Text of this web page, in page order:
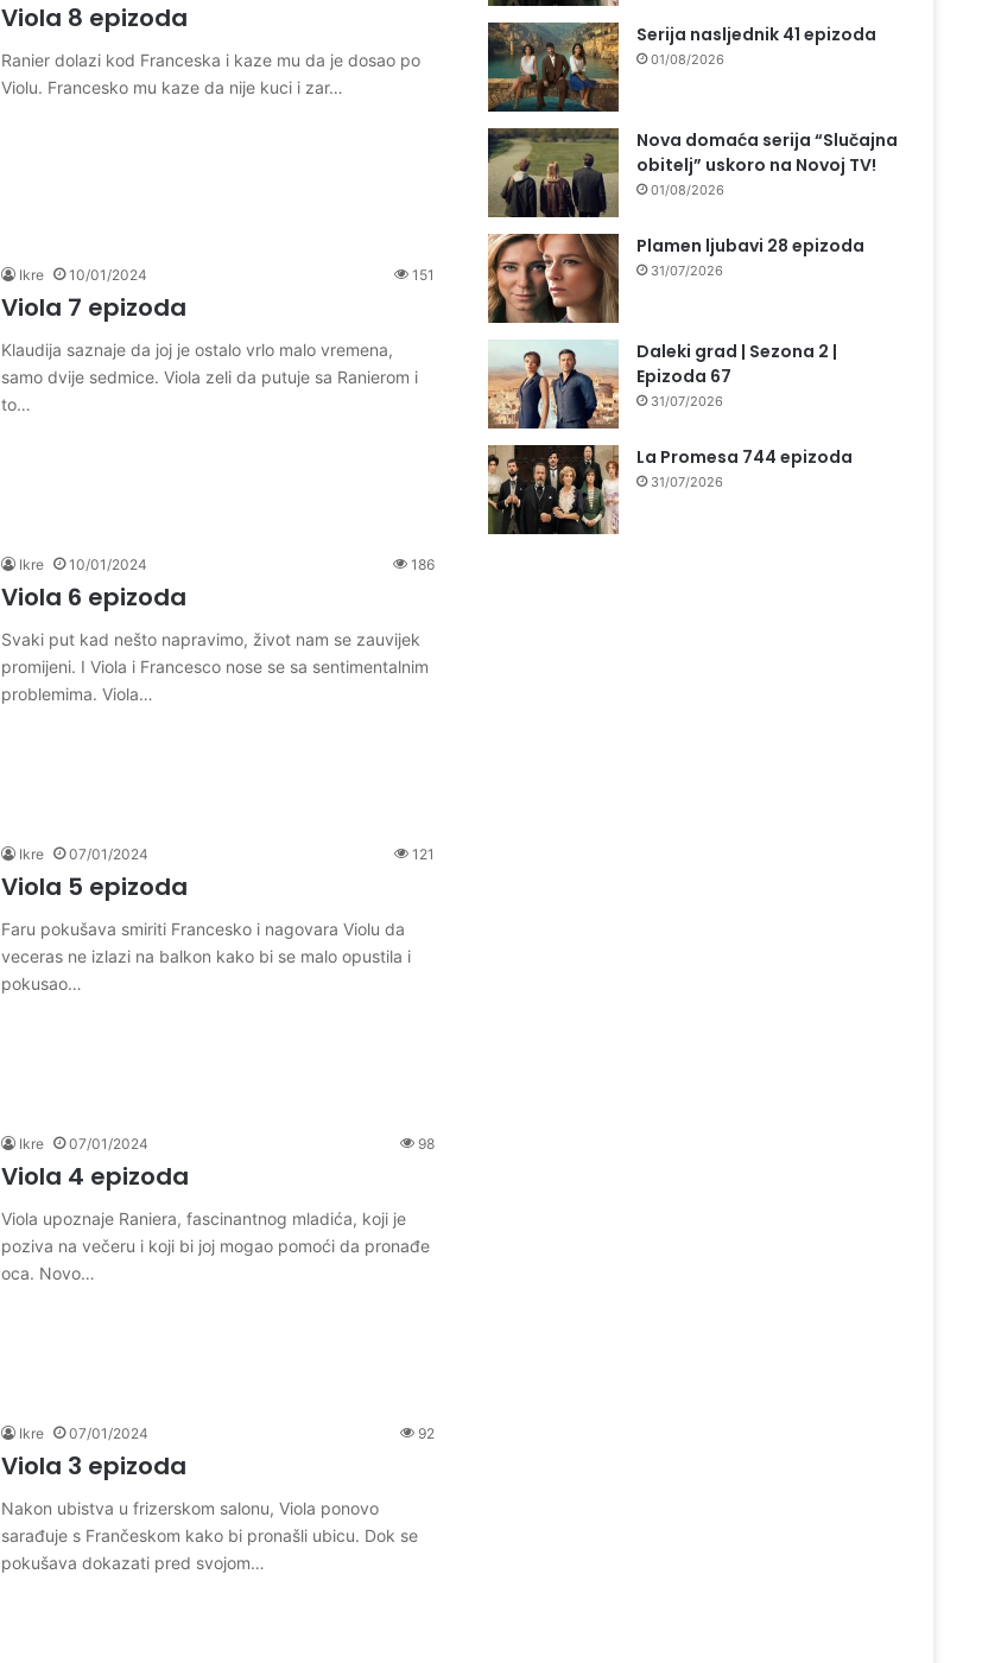
Viola 8 epizoda
Ranier dolazi kod Franceska i kaze mu da je dosao po
Violu. Francesko mu kaze da nije kuci i zar…
Ikre 10/01/2024 151
Viola 7 epizoda
Klaudija saznaje da joj je ostalo vrlo malo vremena,
samo dvije sedmice. Viola zeli da putuje sa Ranierom i
to…
Ikre 10/01/2024 186
Viola 6 epizoda
Svaki put kad nešto napravimo, život nam se zauvijek
promijeni. I Viola i Francesco nose se sa sentimentalnim
problemima. Viola…
Ikre 07/01/2024 121
Viola 5 epizoda
Faru pokušava smiriti Francesko i nagovara Violu da
veceras ne izlazi na balkon kako bi se malo opustila i
pokusao…
Ikre 07/01/2024 98
Viola 4 epizoda
Viola upoznaje Raniera, fascinantnog mladića, koji je
poziva na večeru i koji bi joj mogao pomoći da pronađe
oca. Novo…
Ikre 07/01/2024 92
Viola 3 epizoda
Nakon ubistva u frizerskom salonu, Viola ponovo
sarađuje s Frančeskom kako bi pronašli ubicu. Dok se
pokušava dokazati pred svojom…
Serija nasljednik 41 epizoda
01/08/2026
Nova domaća serija “Slučajna
obitelj” uskoro na Novoj TV!
01/08/2026
Plamen ljubavi 28 epizoda
31/07/2026
Daleki grad | Sezona 2 |
Epizoda 67
31/07/2026
La Promesa 744 epizoda
31/07/2026